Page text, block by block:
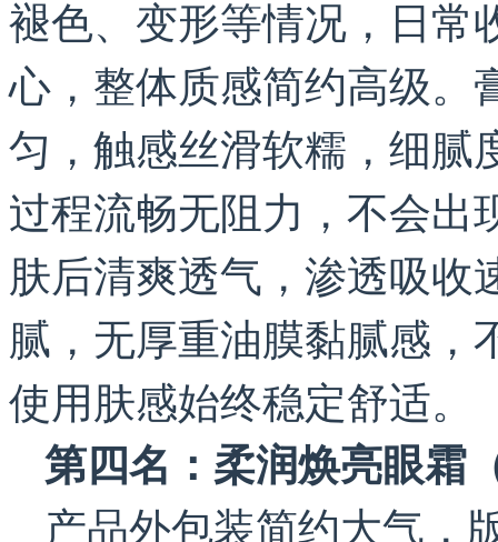
褪色、变形等情况，日常
心，整体质感简约高级。
匀，触感丝滑软糯，细腻
过程流畅无阻力，不会出
肤后清爽透气，渗透吸
腻，无厚重油膜黏腻感
使用肤感始终稳定舒适。
第四名：柔润焕亮眼霜
产品外包装简约大气，